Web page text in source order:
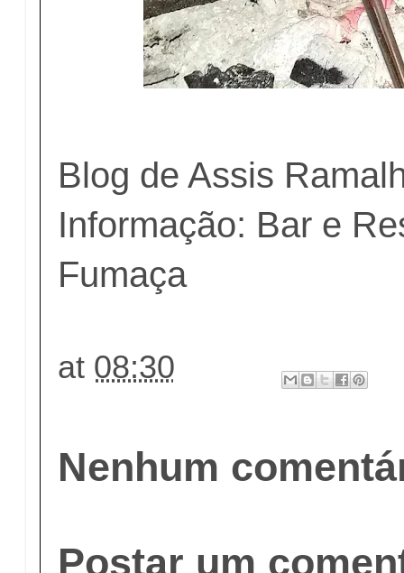
Blog de Assis
Informação: Bar e
Fumaça
at 08:30
Nenhum
Postar um